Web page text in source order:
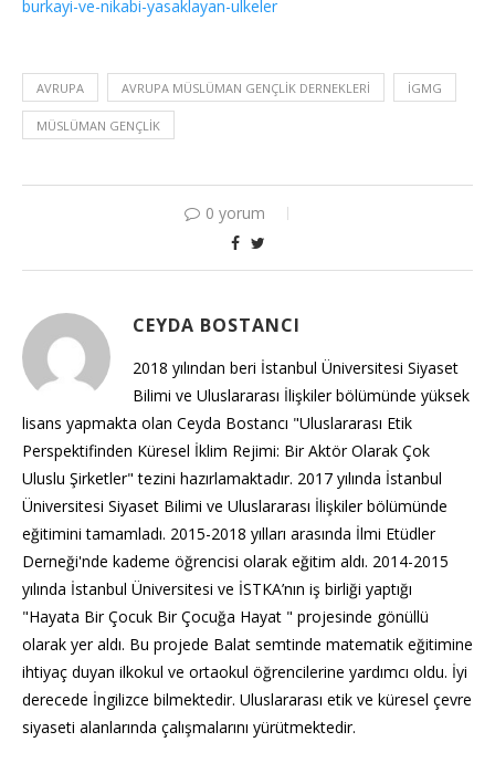
burkayi-ve-nikabi-yasaklayan-ulkeler
AVRUPA AVRUPA MÜSLÜMAN GENÇLIK DERNEKLERI IGMG
MÜSLÜMAN GENÇLIK
0 yorum
CEYDA BOSTANCI
2018 yılından beri İstanbul Üniversitesi Siyaset
Bilimi ve Uluslararası İlişkiler bölümünde yüksek
lisans yapmakta olan Ceyda Bostancı "Uluslararası Etik
Perspektifinden Küresel İklim Rejimi: Bir Aktör Olarak Çok
Uluslu Şirketler" tezini hazırlamaktadır. 2017 yılında İstanbul
Üniversitesi Siyaset Bilimi ve Uluslararası İlişkiler bölümünde
eğitimini tamamladı. 2015-2018 yılları arasında İlmi Etüdler
Derneği'nde kademe öğrencisi olarak eğitim aldı. 2014-2015
yılında İstanbul Üniversitesi ve İSTKA’nın iş birliği yaptığı
"Hayata Bir Çocuk Bir Çocuğa Hayat " projesinde gönüllü
olarak yer aldı. Bu projede Balat semtinde matematik eğitimine
ihtiyaç duyan ilkokul ve ortaokul öğrencilerine yardımcı oldu. İyi
derecede İngilizce bilmektedir. Uluslararası etik ve küresel çevre
siyaseti alanlarında çalışmalarını yürütmektedir.